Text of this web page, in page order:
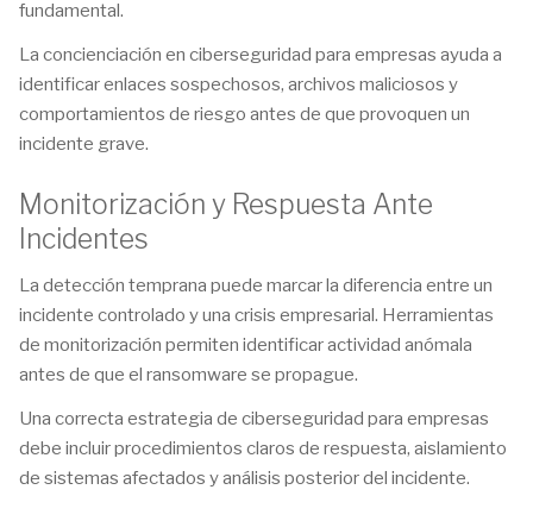
fundamental.
La concienciación en ciberseguridad para empresas ayuda a
identificar enlaces sospechosos, archivos maliciosos y
comportamientos de riesgo antes de que provoquen un
incidente grave.
Monitorización y Respuesta Ante
Incidentes
La detección temprana puede marcar la diferencia entre un
incidente controlado y una crisis empresarial. Herramientas
de monitorización permiten identificar actividad anómala
antes de que el ransomware se propague.
Una correcta estrategia de ciberseguridad para empresas
debe incluir procedimientos claros de respuesta, aislamiento
de sistemas afectados y análisis posterior del incidente.